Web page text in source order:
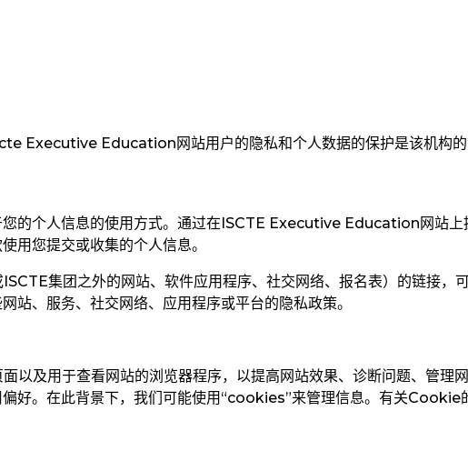
Executive Education 网站用户的隐私和个人数据的保护是该机构
您的个人信息的使用方式。通过在ISCTE Executive Education 网站上
用您提交或收集的个人信息。
ISCTE集团之外的网站、软件应用程序、社交网络、报名表）的链接，
站、服务、社交网络、应用程序或平台的隐私政策。
以及用于查看网站的浏览器程序，以提高网站效果、诊断问题、管理
好。在此背景下，我们可能使用“cookies”来管理信息。有关Cookie